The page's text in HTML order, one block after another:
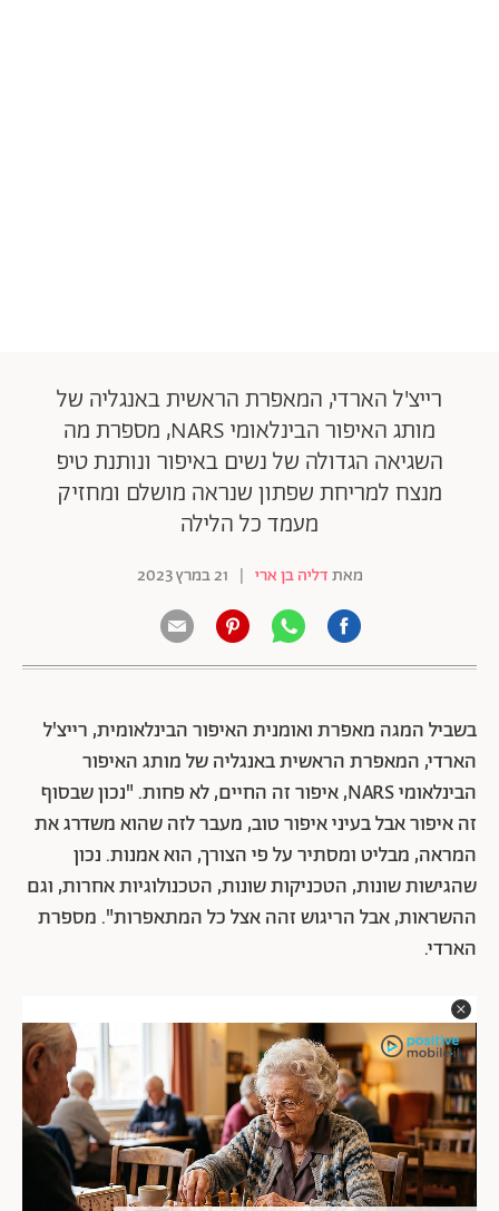
רייצ'ל הארדי, המאפרת הראשית באנגליה של
מותג האיפור הבינלאומי NARS, מספרת מה
השגיאה הגדולה של נשים באיפור ונותנת טיפ
מנצח למריחת שפתון שנראה מושלם ומחזיק
מעמד כל הלילה
מאתדליה בן ארי | 21 במרץ 2023
בשביל המגה מאפרת ואומנית האיפור הבינלאומית, רייצ'ל
הארדי, המאפרת הראשית באנגליה של מותג האיפור
הבינלאומי NARS, איפור זה החיים, לא פחות. "נכון שבסוף
זה איפור אבל בעיני איפור טוב, מעבר לזה שהוא משדרג את
המראה, מבליט ומסתיר על פי הצורך, הוא אמנות. נכון
שהגישות שונות, הטכניקות שונות, הטכנולוגיות אחרות, וגם
ההשראות, אבל הריגוש זהה אצל כל המתאפרות". מספרת
הארדי.